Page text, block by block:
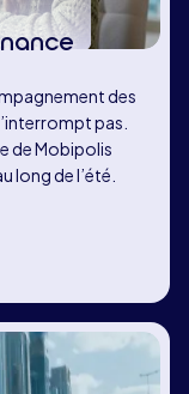
des
pas.
de Mobipolis
long de l’été.